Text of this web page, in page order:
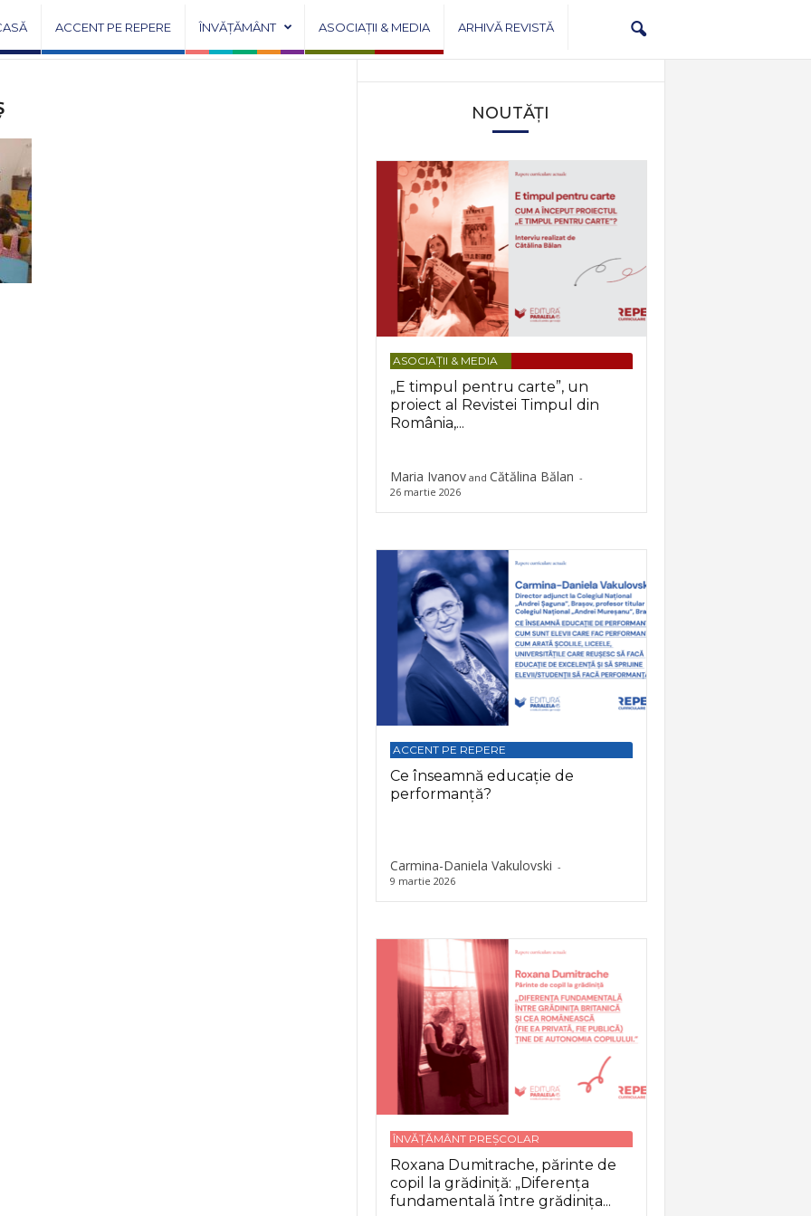
ACCENT PE REPERE ÎNVĂȚĂMÂNT ASOCIAȚII & MEDIA ARHIVĂ REVISTĂ
NOUTĂȚI
ASOCIAȚII & MEDIA
„E timpul pentru carte”, un
proiect al Revistei Timpul din
România,...
Maria Ivanovand Cătălina Bălan -
26 martie 2026
ACCENT PE REPERE
Ce înseamnă educație de
performanță?
Carmina-Daniela Vakulovski -
9 martie 2026
ÎNVĂȚĂMÂNT PREȘCOLAR
Roxana Dumitrache, părinte de
copil la grădiniță: „Diferența
fundamentală între grădinița...